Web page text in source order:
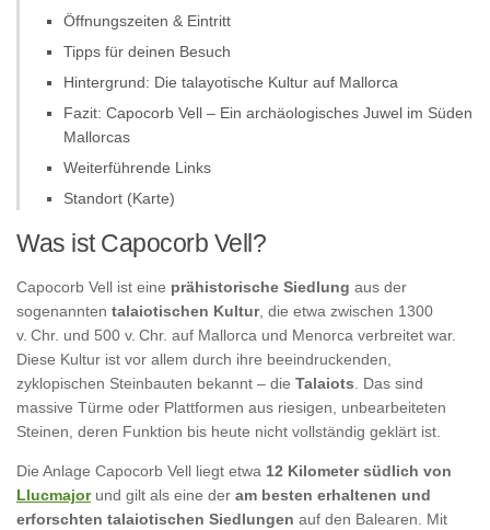
Öffnungszeiten & Eintritt
Tipps für deinen Besuch
Hintergrund: Die talayotische Kultur auf Mallorca
Fazit: Capocorb Vell – Ein archäologisches Juwel im Süden
Mallorcas
Weiterführende Links
Standort (Karte)
Was ist Capocorb Vell?
Capocorb Vell ist eine prähistorische Siedlung aus der
sogenannten talaiotischen Kultur, die etwa zwischen 1300
v. Chr. und 500 v. Chr. auf Mallorca und Menorca verbreitet war.
Diese Kultur ist vor allem durch ihre beeindruckenden,
zyklopischen Steinbauten bekannt – die Talaiots . Das sind
massive Türme oder Plattformen aus riesigen, unbearbeiteten
Steinen, deren Funktion bis heute nicht vollständig geklärt ist.
Die Anlage Capocorb Vell liegt etwa 12 Kilometer südlich von
Llucmajorund gilt als eine der am besten erhaltenen und
erforschten talaiotischen Siedlungen auf den Balearen. Mit